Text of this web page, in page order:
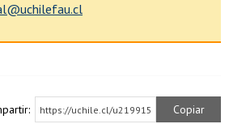
https://uchile.cl/u219915 Copiar